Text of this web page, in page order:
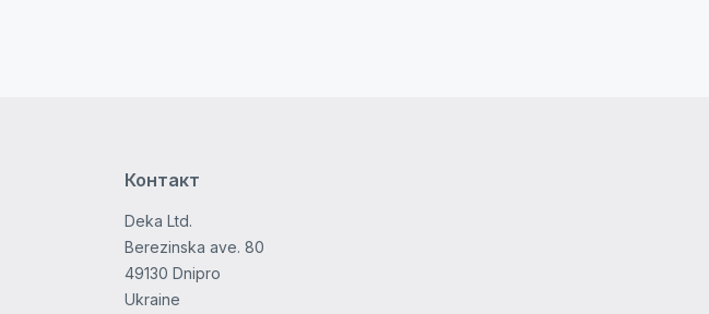
Контакт
Deka Ltd.
Berezinska ave. 80
49130 Dnipro
Ukraine